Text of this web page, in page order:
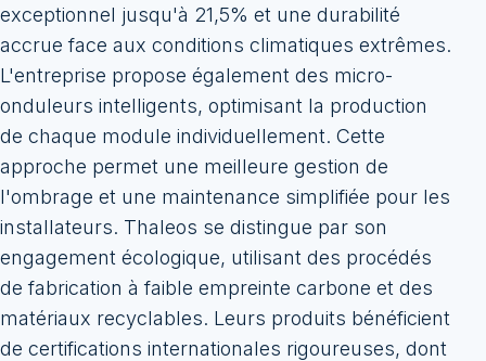
exceptionnel jusqu'à 21,5% et une durabilité
accrue face aux conditions climatiques extrêmes.
L'entreprise propose également des micro-
onduleurs intelligents, optimisant la production
de chaque module individuellement. Cette
approche permet une meilleure gestion de
l'ombrage et une maintenance simplifiée pour les
installateurs. Thaleos se distingue par son
engagement écologique, utilisant des procédés
de fabrication à faible empreinte carbone et des
matériaux recyclables. Leurs produits bénéficient
de certifications internationales rigoureuses, dont